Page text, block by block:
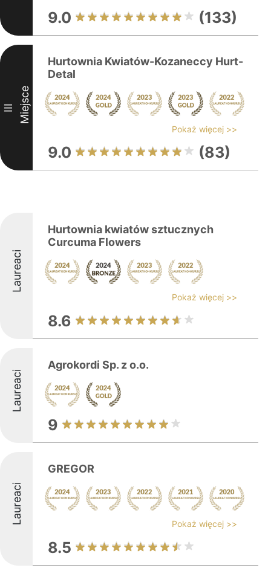
9.0 (133)
III Miejsce
Hurtownia Kwiatów-Kozaneccy Hurt-
Detal
Pokaż więcej >>
9.0 (83)
Laureaci
Hurtownia kwiatów sztucznych
Curcuma Flowers
Pokaż więcej >>
8.6
Laureaci
Agrokordi Sp. z o.o.
9
Laureaci
GREGOR
Pokaż więcej >>
8.5